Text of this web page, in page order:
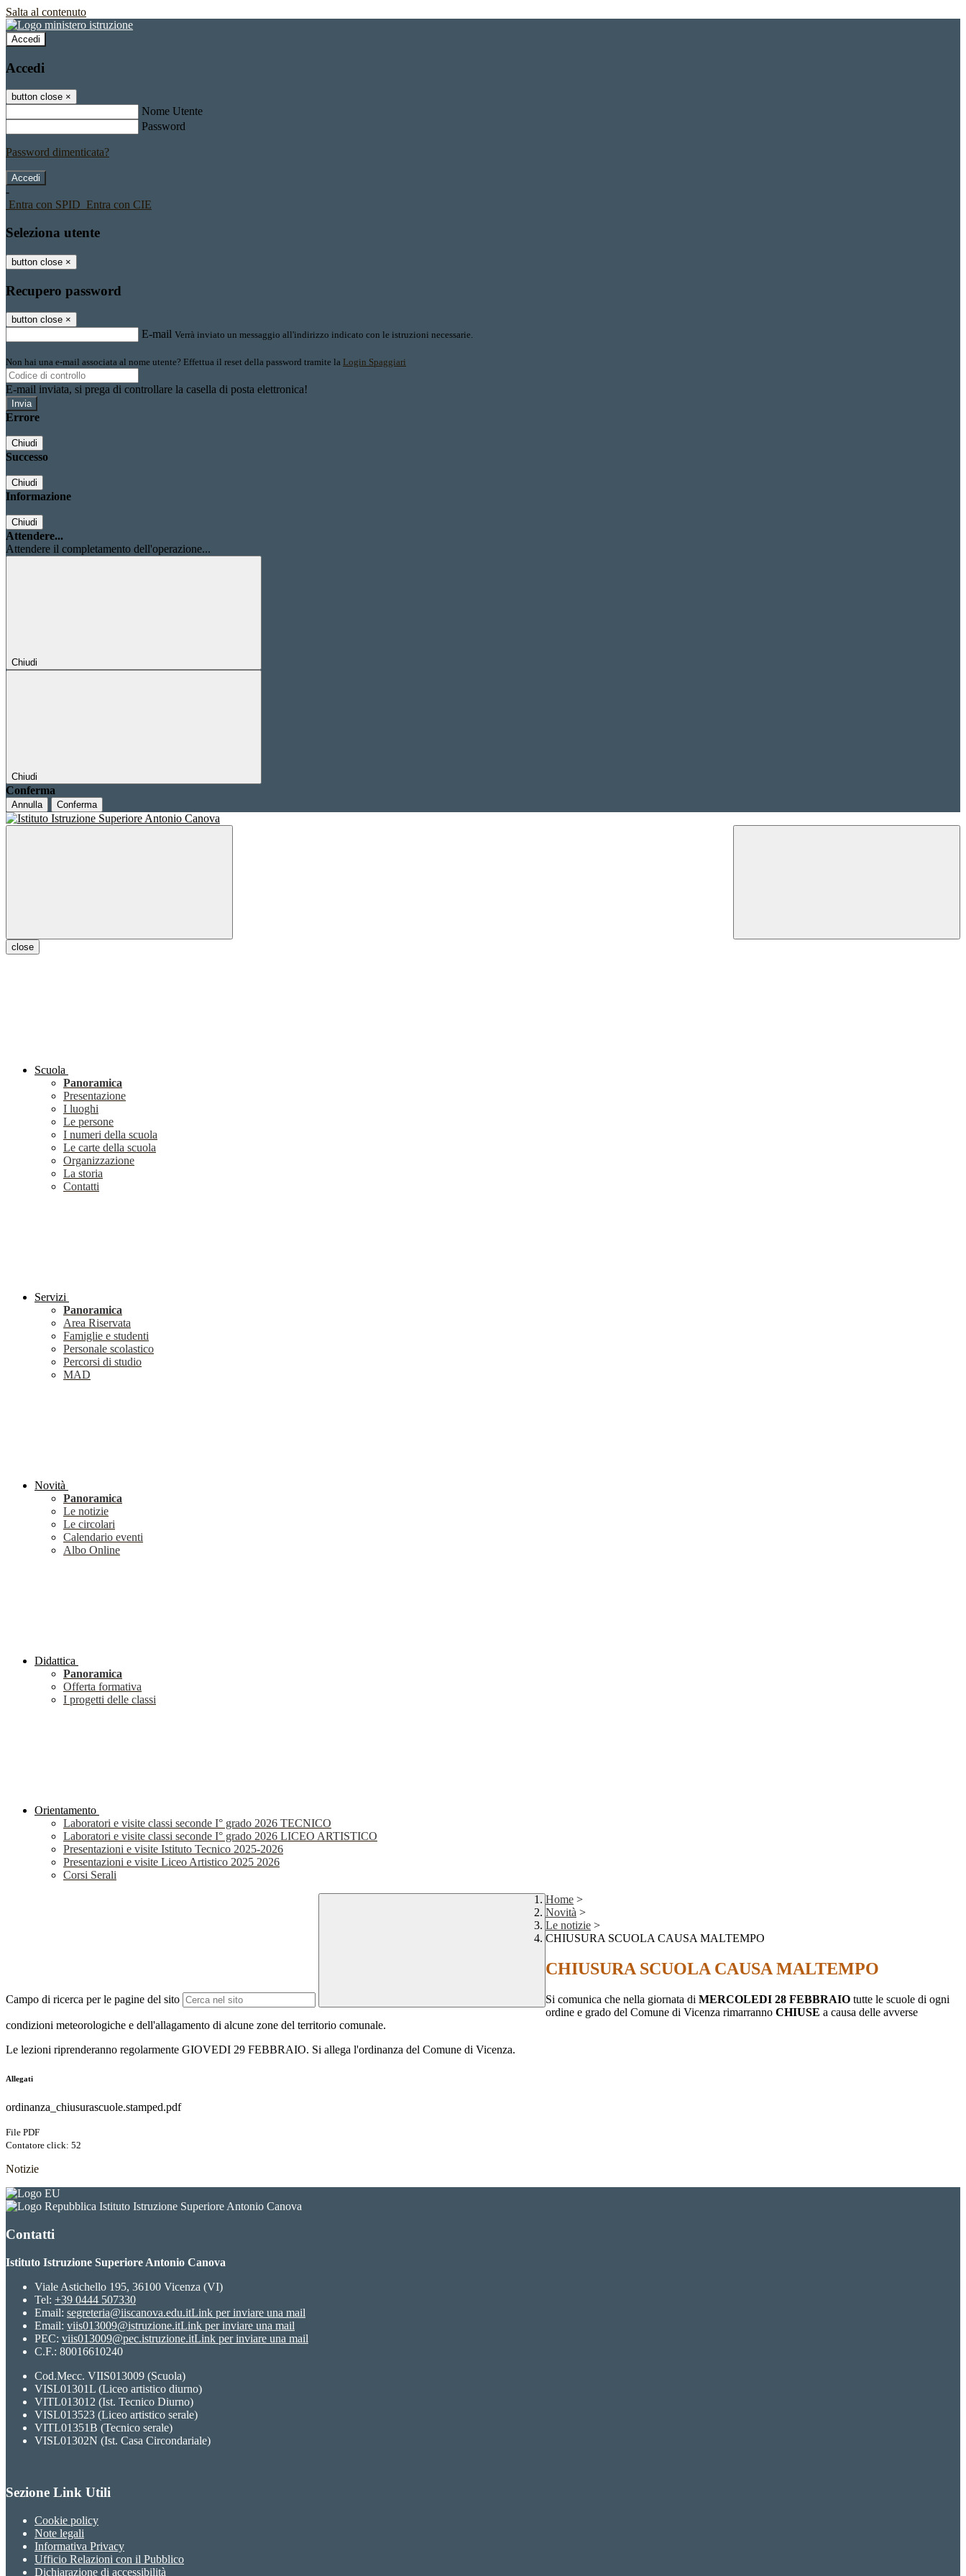
Salta al contenuto
Accedi
Accedi
button close ×
Nome Utente
Password
Password dimenticata?
-
Entra con SPID Entra con CIE
Seleziona utente
button close ×
Recupero password
button close ×
E-mail Verrà inviato un messaggio all'indirizzo indicato con le istruzioni necessarie.
Non hai una e-mail associata al nome utente? Effettua il reset della password tramite la Login Spaggiari
E-mail inviata, si prega di controllare la casella di posta elettronica!
Errore
Chiudi
Successo
Chiudi
Informazione
Chiudi
Attendere...
Attendere il completamento dell'operazione...
Chiudi
Chiudi
Conferma
Annulla Conferma
close
Scuola
Panoramica
Presentazione
I luoghi
Le persone
I numeri della scuola
Le carte della scuola
Organizzazione
La storia
Contatti
Servizi
Panoramica
Area Riservata
Famiglie e studenti
Personale scolastico
Percorsi di studio
MAD
Novità
Panoramica
Le notizie
Le circolari
Calendario eventi
Albo Online
Didattica
Panoramica
Offerta formativa
I progetti delle classi
Orientamento
Laboratori e visite classi seconde I° grado 2026 TECNICO
Laboratori e visite classi seconde I° grado 2026 LICEO ARTISTICO
Presentazioni e visite Istituto Tecnico 2025-2026
Presentazioni e visite Liceo Artistico 2025 2026
Corsi Serali
Campo di ricerca per le pagine del sito
Home >
Novità >
Le notizie >
CHIUSURA SCUOLA CAUSA MALTEMPO
CHIUSURA SCUOLA CAUSA MALTEMPO
Si comunica che nella giornata di MERCOLEDI 28 FEBBRAIO tutte le scuole di ogni
ordine e grado del Comune di Vicenza rimarranno CHIUSE a causa delle avverse
condizioni meteorologiche e dell'allagamento di alcune zone del territorio comunale.
Le lezioni riprenderanno regolarmente GIOVEDI 29 FEBBRAIO. Si allega l'ordinanza del Comune di Vicenza.
Allegati
ordinanza_chiusurascuole.stamped.pdf
File PDF
Contatore click: 52
Notizie
Istituto Istruzione Superiore Antonio Canova
Contatti
Istituto Istruzione Superiore Antonio Canova
Viale Astichello 195, 36100 Vicenza (VI)
Tel: +39 0444 507330
Email: segreteria@iiscanova.edu.itLink per inviare una mail
Email: viis013009@istruzione.itLink per inviare una mail
PEC: viis013009@pec.istruzione.itLink per inviare una mail
C.F.: 80016610240
Cod.Mecc. VIIS013009 (Scuola)
VISL01301L (Liceo artistico diurno)
VITL013012 (Ist. Tecnico Diurno)
VISL013523 (Liceo artistico serale)
VITL01351B (Tecnico serale)
VISL01302N (Ist. Casa Circondariale)
Sezione Link Utili
Cookie policy
Note legali
Informativa Privacy
Ufficio Relazioni con il Pubblico
Dichiarazione di accessibilità